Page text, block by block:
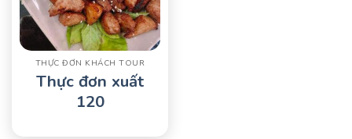
THỰC ĐƠN KHÁCH TOUR
Thực đơn xuất
120